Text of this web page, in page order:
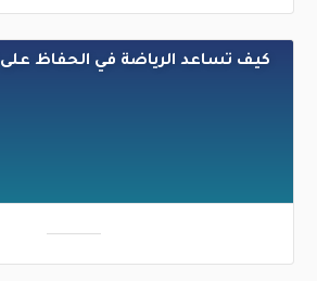
كيف تساعد الرياضة في الحفاظ